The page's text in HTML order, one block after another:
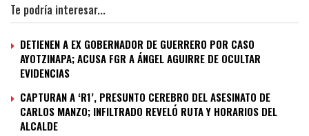
Te podría interesar...
DETIENEN A EX GOBERNADOR DE GUERRERO POR CASO
AYOTZINAPA; ACUSA FGR A ÁNGEL AGUIRRE DE OCULTAR
EVIDENCIAS
CAPTURAN A ‘R1’, PRESUNTO CEREBRO DEL ASESINATO DE
CARLOS MANZO; INFILTRADO REVELÓ RUTA Y HORARIOS DEL
ALCALDE